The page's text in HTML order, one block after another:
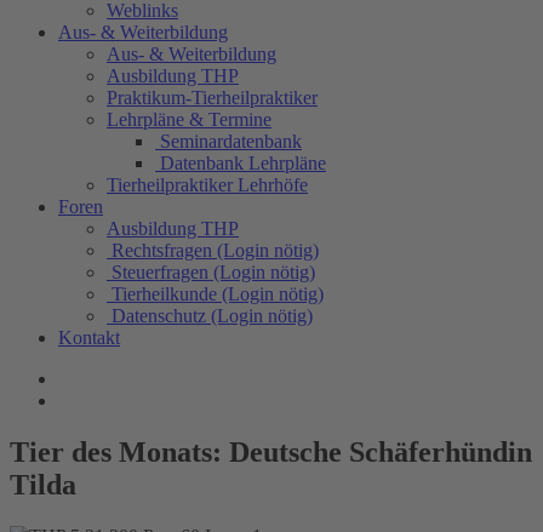
Weblinks
Aus- & Weiterbildung
Aus- & Weiterbildung
Ausbildung THP
Praktikum-Tierheilpraktiker
Lehrpläne & Termine
Seminardatenbank
Datenbank Lehrpläne
Tierheilpraktiker Lehrhöfe
Foren
Ausbildung THP
Rechtsfragen (Login nötig)
Steuerfragen (Login nötig)
Tierheilkunde (Login nötig)
Datenschutz (Login nötig)
Kontakt
Tier des Monats: Deutsche Schäferhündin
Tilda